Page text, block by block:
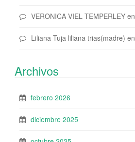
VERONICA VIEL TEMPERLEY en
Liliana Tuja liliana trias(madre) en
Archivos
febrero 2026
diciembre 2025